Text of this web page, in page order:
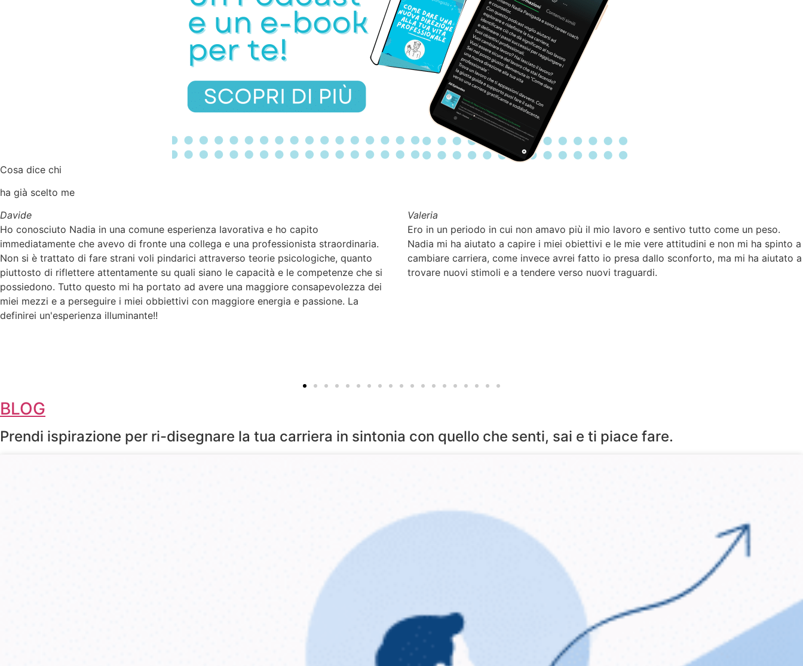
Cosa dice chi
ha già scelto me
Valeria
Ero in un periodo in cui non amavo più il mio lavoro e sentivo tutto come un peso.
Nadia mi ha aiutato a capire i miei obiettivi e le mie vere attitudini e non mi ha spinto a
cambiare carriera, come invece avrei fatto io presa dallo sconforto, ma mi ha aiutato a
trovare nuovi stimoli e a tendere verso nuovi traguardi.
Vittoria
Ho intrapreso un percorso di career coaching con Nadia quando, dopo 12 anni a
Londra, sono rientrata in Italia. Nadia mi ha aiutata a riconoscere e mettere in rilievo
tutte le esperienze maturate durante la mia permanenza all’estero e a capire come
riutilizzarle in un contesto lavorativo e sociale a me del tutto nuovo. Nadia mi ha
BLOG
Prendi ispirazione per ri-disegnare la tua carriera in sintonia con quello che senti, sai e ti piace fare.